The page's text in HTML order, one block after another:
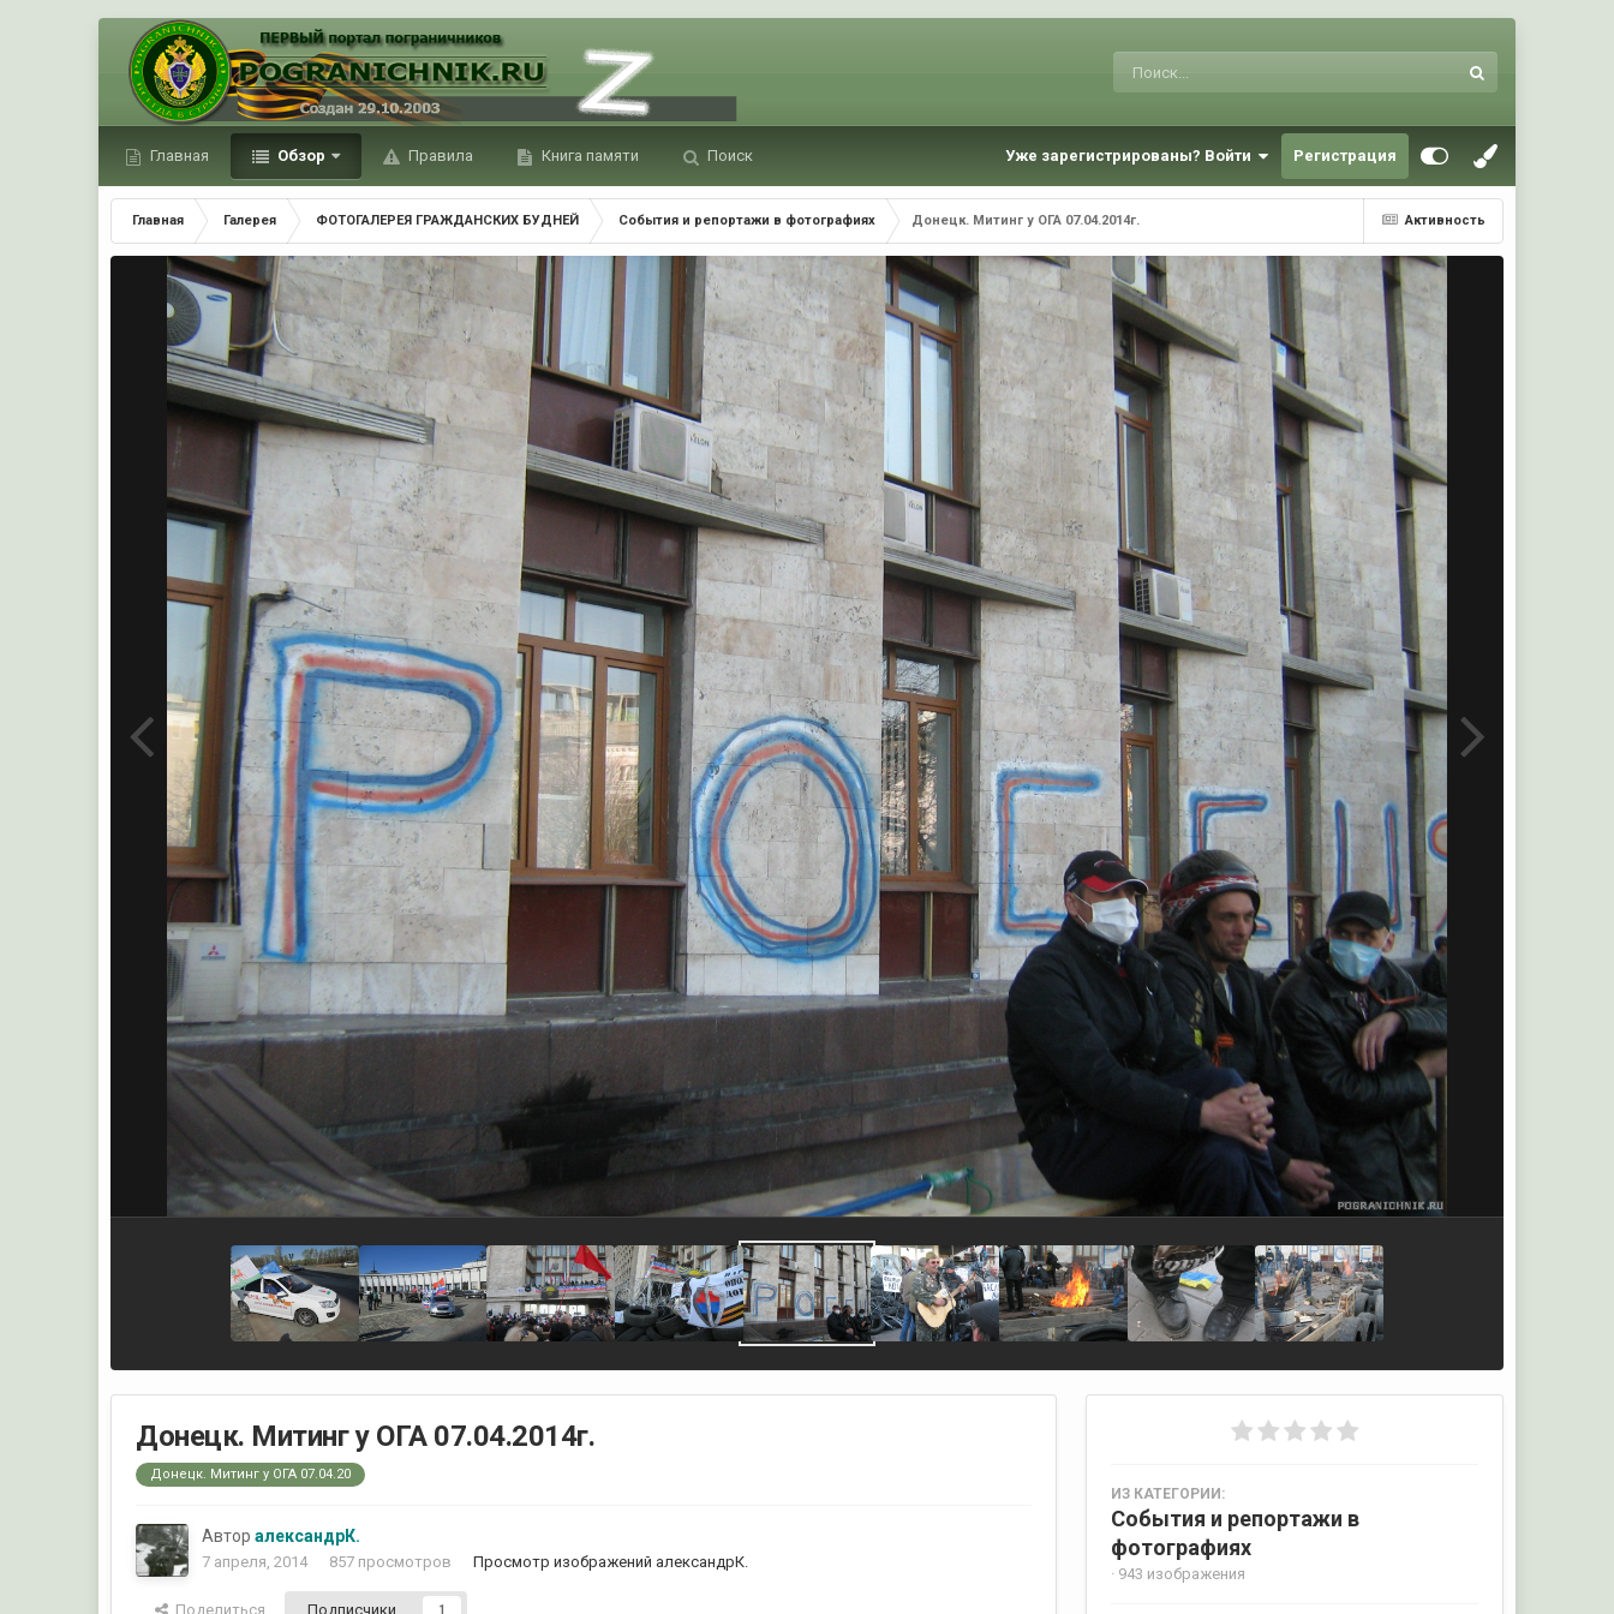
Главная Обзор Правила Книга памяти Поиск Уже зарегистрированы? Войти Регистрация
Активность
Главная Галерея ФОТОГАЛЕРЕЯ ГРАЖДАНСКИХ БУДНЕЙ События и репортажи в фотографиях Донецк. Митинг у ОГА 07.04.2014г.
Донецк. Митинг у ОГА 07.04.2014г.
Донецк. Митинг у ОГА 07.04.20
АвторалександрК.
7 апреля, 2014 857 просмотров Просмотр изображений александрК.
Поделиться Подписчики 1
ИЗ КАТЕГОРИИ:
События и репортажи в
фотографиях
· 943 изображения